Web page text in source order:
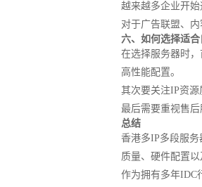
越来越多企业开
对于广告联盟、
六、如何选择适
在选择服务器时
高性能配置。
其次要关注IP资源
最后需要重视售
总结
香港多IP多段服
质量、硬件配置以
作为拥有多年IDC